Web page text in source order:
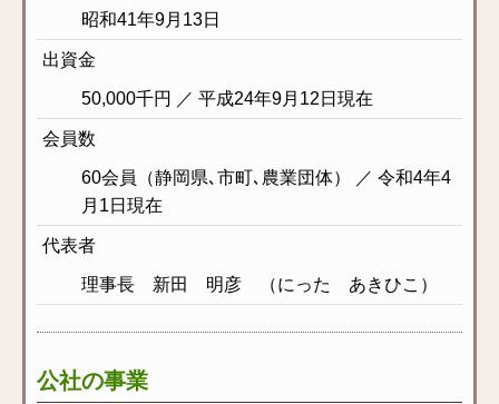
昭和41年9月13日
出資金
50,000千円 ／ 平成24年9月12日現在
会員数
60会員（静岡県､市町､農業団体） ／ 令和4年4
月1日現在
代表者
理事長 新田 明彦 （にった あきひこ）
公社の事業